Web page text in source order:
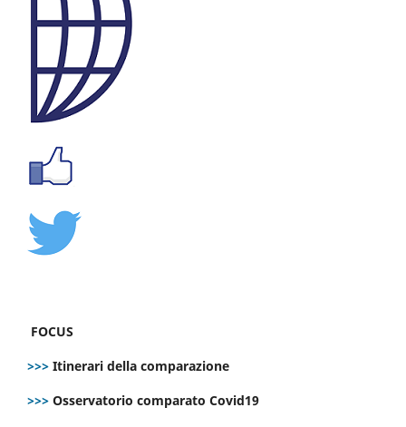
FOCUS
>>> Itinerari della comparazione
>>> Osservatorio comparato Covid19